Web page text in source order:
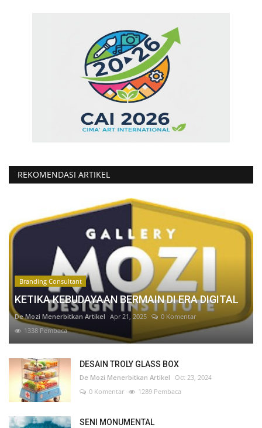
REKOMENDASI ARTIKEL
Branding Consultant
KETIKA KEBUDAYAAN BERMAIN DI ERA DIGITAL
De Mozi Menerbitkan Artikel Apr 21, 2025
0 Komentar
1338 Pembaca
DESAIN TROLY GLASS BOX
De Mozi Menerbitkan Artikel
Oct 23, 2024
0 Komentar
1289 Pembaca
SENI MONUMENTAL